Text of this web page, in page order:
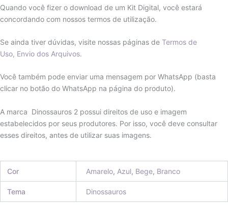
Quando você fizer o download de um Kit Digital, você estará
concordando com nossos termos de utilização.
Se ainda tiver dúvidas, visite nossas páginas de Termos de
Uso, Envio dos Arquivos.
Você também pode enviar uma mensagem por WhatsApp (basta
clicar no botão do WhatsApp na página do produto).
A marca Dinossauros 2 possui direitos de uso e imagem
estabelecidos por seus produtores. Por isso, você deve consultar
esses direitos, antes de utilizar suas imagens.
Cor Amarelo, Azul, Bege, Branco
Tema Dinossauros